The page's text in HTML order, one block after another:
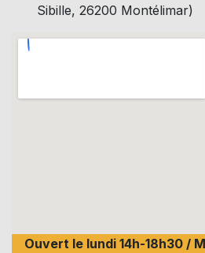
Sibille, 26200 Montélimar)
Ouvert le lundi 14h-18h30 /